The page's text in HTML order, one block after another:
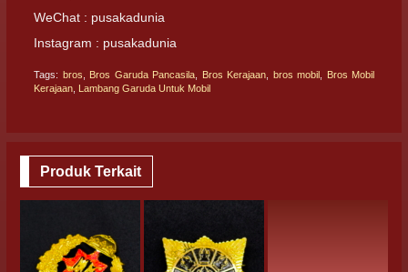
WeChat : pusakadunia
Instagram : pusakadunia
Tags: bros Bros Garuda Pancasila Bros Kerajaan bros mobil
Bros Mobil
Kerajaan Lambang Garuda Untuk Mobil
Produk Terkait